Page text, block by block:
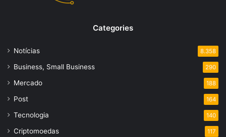
Categories
Notícias 8.358
Business, Small Business 290
Mercado 188
Post 164
Tecnologia 140
Criptomoedas 117